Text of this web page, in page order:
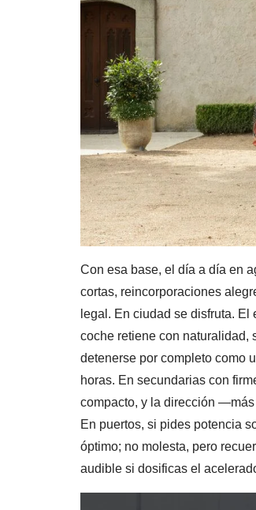
Con esa base, el día a día en
cortas, reincorporaciones
legal. En ciudad se disfruta.
coche retiene con naturalidad,
detenerse por completo como
horas. En secundarias con
compacto, y la dirección
En puertos, si pides potencia
óptimo; no molesta, pero
audible si dosificas el